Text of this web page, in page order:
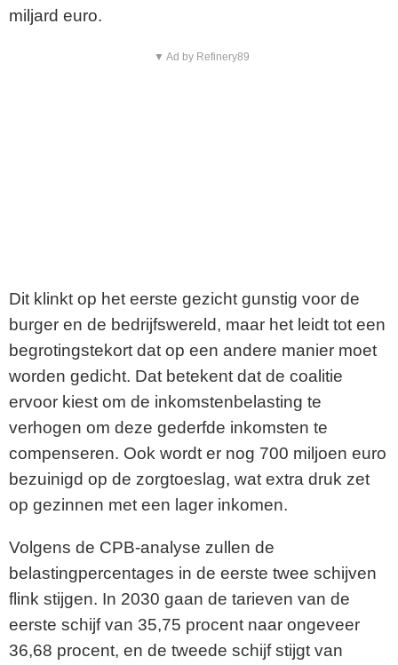
miljard euro.
▼ Ad by Refinery89
Dit klinkt op het eerste gezicht gunstig voor de
burger en de bedrijfswereld, maar het leidt tot een
begrotingstekort dat op een andere manier moet
worden gedicht. Dat betekent dat de coalitie
ervoor kiest om de inkomstenbelasting te
verhogen om deze gederfde inkomsten te
compenseren. Ook wordt er nog 700 miljoen euro
bezuinigd op de zorgtoeslag, wat extra druk zet
op gezinnen met een lager inkomen.
Volgens de CPB-analyse zullen de
belastingpercentages in de eerste twee schijven
flink stijgen. In 2030 gaan de tarieven van de
eerste schijf van 35,75 procent naar ongeveer
36,68 procent, en de tweede schijf stijgt van